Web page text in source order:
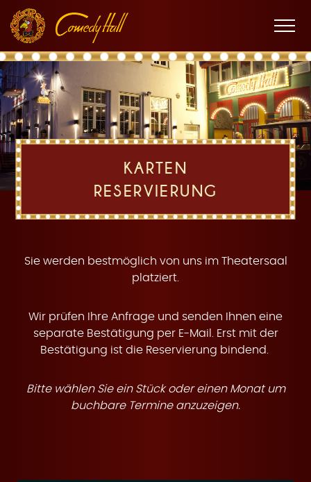
Hauptnavigation
Inhalt
Fußnavigation
K
a
r
Menü
KARTEN
RESERVIERUNG
Sie werden bestmöglich von uns im Theatersaal
platziert.
Wir prüfen Ihre Anfrage und senden Ihnen eine
separate Bestätigung per E-Mail. Erst mit der
Bestätigung ist die Reservierung bindend.
Bitte wählen Sie ein Stück oder einen Monat um
buchbare Termine anzuzeigen.